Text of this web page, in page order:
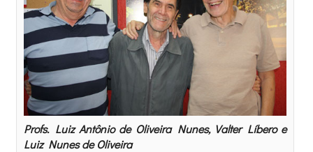
Profs. Luiz Antônio de Oliveira Nunes, Valter Líbero e
Luiz Nunes de Oliveira